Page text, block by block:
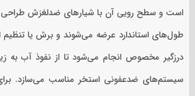
است و سطح رویی آن با شیارهای ضدلغزش طراحی
طول‌های استاندارد عرضه می‌شوند و برش یا تنظیم
درزگیر مخصوص انجام می‌شود تا از نفوذ آب به
سیستم‌های ضدعفونی استخر مناسب می‌سازد.